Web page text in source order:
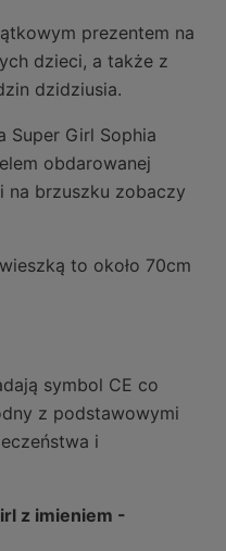
prezentem na
dzieci, a także z
dzidziusia.
Super Girl Sophia
obdarowanej
na brzuszku zobaczy
to około 70cm
symbol CE co
z podstawowymi
i
z imieniem -